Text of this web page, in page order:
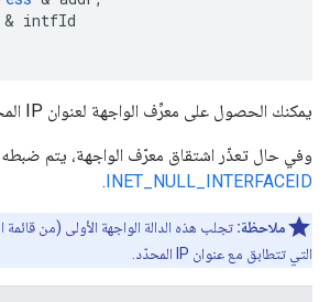
& intfId
يمكنك الحصول على معرِّف الواجهة لعنوان IP المحدَّد.
وفي حال تعذّر اشتقاق معرّف الواجهة، يتم
INET_NULL_INTERFACEID
.
ملاحظة: تجلب هذه الدالة الواجهة الأولى (من
التي تتطابق مع عنوان IP المحدّد.